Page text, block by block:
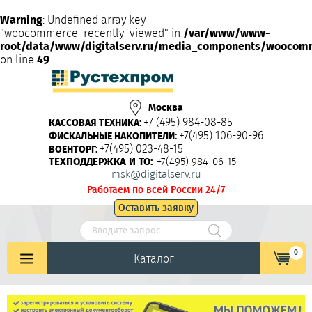
Warning: Undefined array key
"woocommerce_recently_viewed" in /var/www/www-
root/data/www/digitalserv.ru/media_components/
on line 49
Москва
КАССОВАЯ ТЕХНИКА: +7 (495) 984-08-85
ФИСКАЛЬНЫЕ НАКОПИТЕЛИ: +7(495) 106-90-96
ВОЕНТОРГ: +7(495) 023-48-15
ТЕХПОДДЕРЖКА И ТО: +7(495) 984-06-15
msk@digitalserv.ru
Работаем по всей России 24/7
Оставить заявку
Каталог 0